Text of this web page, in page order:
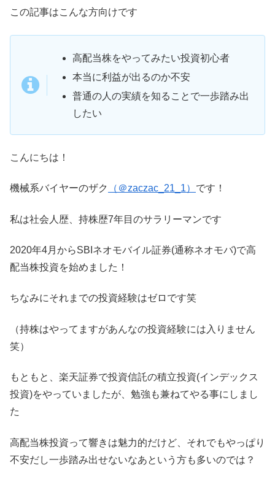
この記事はこんな方向けです
高配当株をやってみたい投資初心者
本当に利益が出るのか不安
普通の人の実績を知ることで一歩踏み出
したい
こんにちは！
機械系バイヤーのザク （＠zaczac_21_1） です！
私は社会人歴、持株歴7年目のサラリーマンです
2020年4月からSBIネオモバイル証券(通称ネオモバ)で高
配当株投資を始めました！
ちなみにそれまでの投資経験はゼロです笑
（持株はやってますがあんなの投資経験には入りません
笑）
もともと、楽天証券で投資信託の積立投資(インデックス
投資)をやっていましたが、勉強も兼ねてやる事にしまし
た
高配当株投資って響きは魅力的だけど、それでもやっぱり
不安だし一歩踏み出せないなあという方も多いのでは？